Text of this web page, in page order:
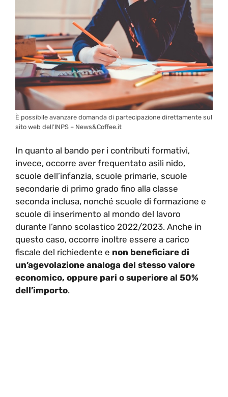
È possibile avanzare domanda di partecipazione direttamente sul
sito web dell’INPS – News&Coffee.it
In quanto al bando per i contributi formativi,
invece, occorre aver frequentato asili nido,
scuole dell’infanzia, scuole primarie, scuole
secondarie di primo grado fino alla classe
seconda inclusa, nonché scuole di formazione e
scuole di inserimento al mondo del lavoro
durante l’anno scolastico 2022/2023. Anche in
questo caso, occorre inoltre essere a carico
fiscale del richiedente e non beneficiare di
un’agevolazione analoga del stesso valore
economico, oppure pari o superiore al 50%
dell’importo.